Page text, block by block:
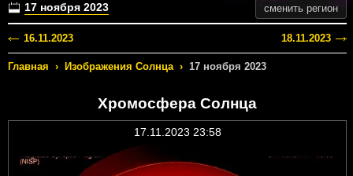
17 ноября 2023 сменить регион
16.11.2023 18.11.2023
Главная › Изображения Солнца › 17 ноября 2023
Хромосфера Солнца
17.11.2023 23:58